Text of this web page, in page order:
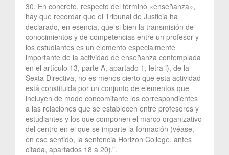
30. En concreto, respecto del término «enseñanza»,
hay que recordar que el Tribunal de Justicia ha
declarado, en esencia, que si bien la transmisión de
conocimientos y de competencias entre un profesor y
los estudiantes es un elemento especialmente
importante de la actividad de enseñanza contemplada
en el artículo 13, parte A, apartado 1, letra i), de la
Sexta Directiva, no es menos cierto que esta actividad
está constituida por un conjunto de elementos que
incluyen de modo concomitante los correspondientes
a las relaciones que se establecen entre profesores y
estudiantes y los que componen el marco organizativo
del centro en el que se imparte la formación (véase,
en ese sentido, la sentencia Horizon College, antes
citada, apartados 18 a 20).”.